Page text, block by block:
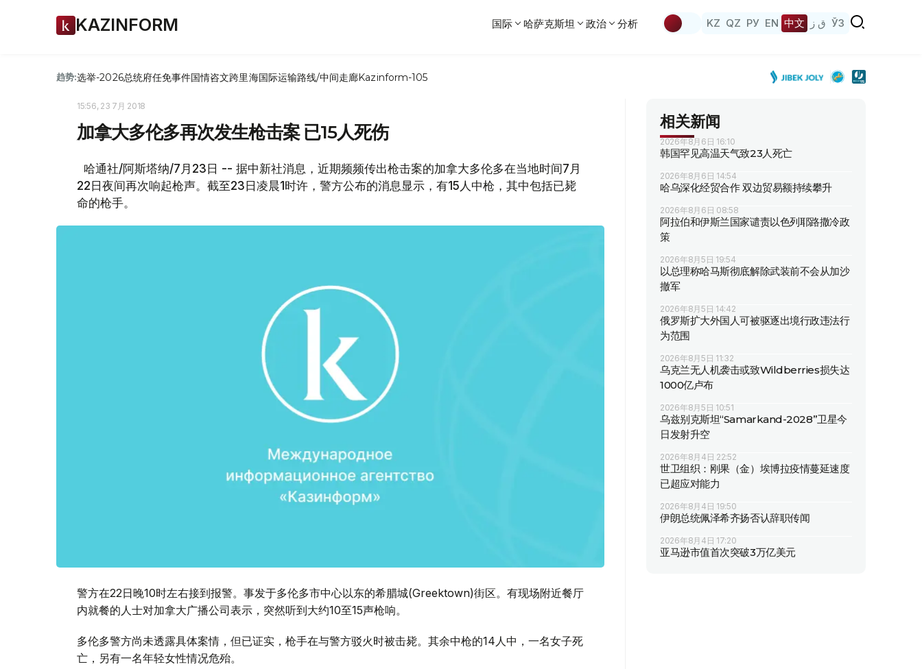
KAZINFORM 国际 哈萨克斯坦 政治 分析 KZ QZ РУ EN 中文 ق ز ЎЗ
趋势:选举-2026总统府任免事件国情咨文跨里海国际运输路线/中间走廊Kazinform-105
15:56, 23 7月 2018
加拿大多伦多再次发生枪击案 已15人死伤
哈通社/阿斯塔纳/7月23日 -- 据中新社消息，近期频频传出枪击案的加拿大多伦多在当地时间7月
22日夜间再次响起枪声。截至23日凌晨1时许，警方公布的消息显示，有15人中枪，其中包括已毙
命的枪手。
警方在22日晚10时左右接到报警。事发于多伦多市中心以东的希腊城(Greektown)街区。有现场附近餐厅
内就餐的人士对加拿大广播公司表示，突然听到大约10至15声枪响。
多伦多警方尚未透露具体案情，但已证实，枪手在与警方驳火时被击毙。其余中枪的14人中，一名女子死
亡，另有一名年轻女性情况危殆。
相关新闻
2026年8月6日 16:10
韩国罕见高温天气致23人死亡
2026年8月6日 14:54
哈乌深化经贸合作 双边贸易额持续攀升
2026年8月6日 08:58
阿拉伯和伊斯兰国家谴责以色列耶路撒冷政
策
2026年8月5日 19:54
以总理称哈马斯彻底解除武装前不会从加沙
撤军
2026年8月5日 14:42
俄罗斯扩大外国人可被驱逐出境行政违法行
为范围
2026年8月5日 11:32
乌克兰无人机袭击或致Wildberries损失达
1000亿卢布
2026年8月5日 10:51
乌兹别克斯坦“Samarkand-2028”卫星今
日发射升空
2026年8月4日 22:52
世卫组织：刚果（金）埃博拉疫情蔓延速度
已超应对能力
2026年8月4日 19:50
伊朗总统佩泽希齐扬否认辞职传闻
2026年8月4日 17:20
亚马逊市值首次突破3万亿美元